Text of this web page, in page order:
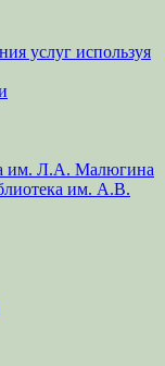
услуг используя
им. Л.А. Малюгина
им. А.В.